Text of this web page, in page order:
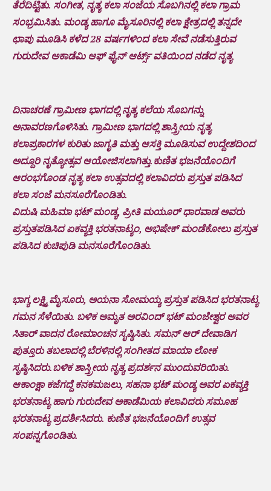
ತೆರೆದಿಟ್ಟಿತು. ಸಂಗೀತ, ನೃತ್ಯ ಕಲಾ ಸಂಜೆಯ ಸೊಬಗಿನಲ್ಲಿ ಕಲಾ ಗ್ರಾಮ
ಸಂಭ್ರಮಿಸಿತು. ಮಂಡ್ಯ ಹಾಗೂ ಮೈಸೂರಿನಲ್ಲಿ ಕಲಾ ಕ್ಷೇತ್ರದಲ್ಲಿ ತನ್ನದೇ
ಛಾಪು ಮೂಡಿಸಿ ಕಳೆದ 28 ವರ್ಷಗಳಿಂದ ಕಲಾ ಸೇವೆ ನಡೆಸುತ್ತಿರುವ
ಗುರುದೇವ ಅಕಾಡೆಮಿ ಆಫ್ ಫೈನ್ ಆರ್ಟ್ಸ್ ವತಿಯಿಂದ ನಡೆದ ನೃತ್ಯ
ದಿನಾಚರಣೆ ಗ್ರಾಮೀಣ ಭಾಗದಲ್ಲಿ ನೃತ್ಯ ಕಲೆಯ ಸೊಬಗನ್ನು
ಅನಾವರಣಗೊಳಿಸಿತು. ಗ್ರಾಮೀಣ ಭಾಗದಲ್ಲಿ ಶಾಸ್ತ್ರೀಯ ನೃತ್ಯ
ಕಲಾಪ್ರಕಾರಗಳ ಕುರಿತು ಜಾಗೃತಿ ಮತ್ತು ಆಸಕ್ತಿ ಮೂಡಿಸುವ ಉದ್ದೇಶದಿಂದ
ಅದ್ದೂರಿ ನೃತ್ಯೋತ್ಸವ ಆಯೋಜಿಸಲಾಗಿತ್ತು.ಕುಣಿತ ಭಜನೆಯೊಂದಿಗೆ
ಆರಂಭಗೊಂಡ ನೃತ್ಯ ಕಲಾ ಉತ್ಸವದಲ್ಲಿ ಕಲಾವಿದರು ಪ್ರಸ್ತುತ ಪಡಿಸಿದ
ಕಲಾ ಸಂಜೆ ಮನಸೂರೆಗೊಂಡಿತು.
ವಿದುಷಿ ಮಹಿಮಾ ಭಟ್ ಮಂಡ್ಯ, ಪ್ರೀತಿ ಮಯೂರ್ ಧಾರವಾಡ ಅವರು
ಪ್ರಸ್ತುತಪಡಿಸಿದ ಏಕವ್ಯಕ್ತಿ ಭರತನಾಟ್ಯಂ, ಅಭಿಷೇಕ್ ಮಂಡೆಕೋಲು ಪ್ರಸ್ತುತ
ಪಡಿಸಿದ ಕುಚಿಪುಡಿ ಮನಸೂರೆಗೊಂಡಿತು.
ಭಾಗ್ಯ ಲಕ್ಷ್ಮಿ ಮೈಸೂರು, ಅಯನಾ ಸೋಮಯ್ಯ ಪ್ರಸ್ತುತ ಪಡಿಸಿದ ಭರತನಾಟ್ಯ
ಗಮನ ಸೆಳೆಯಿತು. ಬಳಿಕ ಅಮೃತ ಅರವಿಂದ್‌ ಭಟ್ ಮಂಜೇಶ್ವರ ಅವರ
ಸಿತಾರ್ ವಾದನ ರೋಮಾಂಚನ ಸೃಷ್ಠಿಸಿತು. ಸಮನ್ ಆರ್ ದೇವಾಡಿಗ
ಪುತ್ತೂರು ತಬಲಾದಲ್ಲಿ ಬೆರಳಿನಲ್ಲಿ ಸಂಗೀತದ ಮಾಯಾ ಲೋಕ
ಸೃಷ್ಠಿಸಿದರು.ಬಳಿಕ ಶಾಸ್ತ್ರೀಯ ನೃತ್ಯ ಪ್ರದರ್ಶನ ಮುಂದುವರಿಯಿತು.
ಆಕಾಂಕ್ಷಾ ಕಜೆಗದ್ದೆ ಕನಕಮಜಲು, ಸಹನಾ ಭಟ್ ಮಂಡ್ಯ ಅವರ ಏಕವ್ಯಕ್ತಿ
ಭರತನಾಟ್ಯ ಹಾಗು ಗುರುದೇವ ಅಕಾಡೆಮಿಯ ಕಲಾವಿದರು ಸಮೂಹ
ಭರತನಾಟ್ಯ ಪ್ರದರ್ಶಿಸಿದರು. ಕುಣಿತ ಭಜನೆಯೊಂದಿಗೆ ಉತ್ಸವ
ಸಂಪನ್ನಗೊಂಡಿತು.